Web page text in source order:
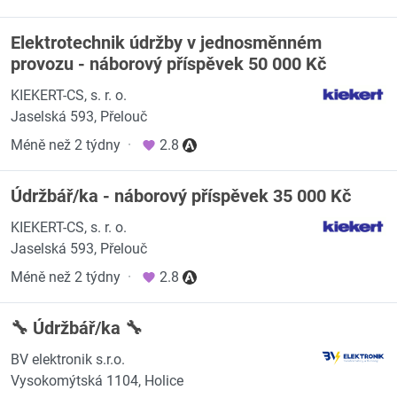
Elektrotechnik údržby v jednosměnném
provozu - náborový příspěvek 50 000 Kč
KIEKERT-CS, s. r. o.
Jaselská 593, Přelouč
Méně než 2 týdny · 2.8
Údržbář/ka - náborový příspěvek 35 000 Kč
KIEKERT-CS, s. r. o.
Jaselská 593, Přelouč
Méně než 2 týdny · 2.8
🔧 Údržbář/ka 🔧
BV elektronik s.r.o.
Vysokomýtská 1104, Holice